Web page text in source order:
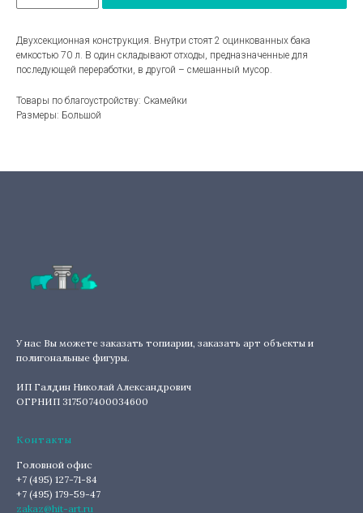
Двухсекционная конструкция. Внутри стоят 2 оцинкованных бака
емкостью 70 л. В один складывают отходы, предназначенные для
последующей переработки, в другой – смешанный мусор.
Товары по благоустройству: Скамейки
Размеры: Большой
У нас Вы можете заказать топиарии, заказать арт объекты и
полигональные фигуры.
ИП Галдин Николай Александрович
ОГРНИП 317507400034600
Контакты
Головной офис
+7 (495) 127-71-84
+7 (495) 179-59-47
zakaz@hit-art.ru